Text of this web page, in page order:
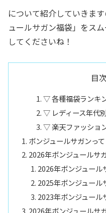
について紹介していきま
ュールサガン福袋」をス
してくださいね！
目次
▽ 各種福袋ランキ
▽ レディース年代
▽ 楽天ファッショ
ボンジュールサガンっ
2026年ボンジュールサ
2026年ボンジュール
2025年ボンジュール
2023年ボンジュール
2026年ボンジュールサ